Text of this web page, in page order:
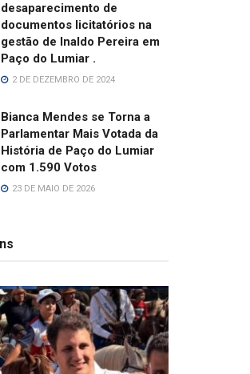
desaparecimento de
documentos licitatórios na
gestão de Inaldo Pereira em
Paço do Lumiar .
2 DE DEZEMBRO DE 2024
Bianca Mendes se Torna a
Parlamentar Mais Votada da
História de Paço do Lumiar
com 1.590 Votos
23 DE MAIO DE 2026